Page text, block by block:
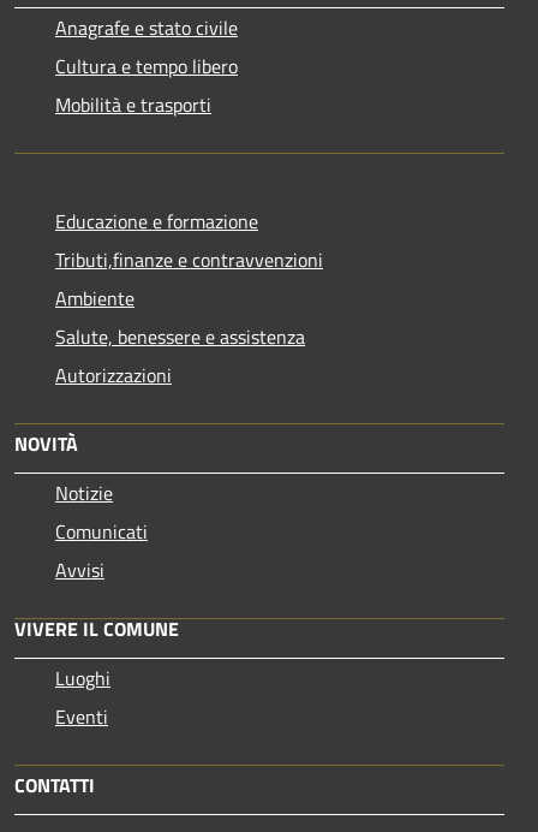
Anagrafe e stato civile
Cultura e tempo libero
Mobilità e trasporti
Educazione e formazione
Tributi,finanze e contravvenzioni
Ambiente
Salute, benessere e assistenza
Autorizzazioni
NOVITÀ
Notizie
Comunicati
Avvisi
VIVERE IL COMUNE
Luoghi
Eventi
CONTATTI